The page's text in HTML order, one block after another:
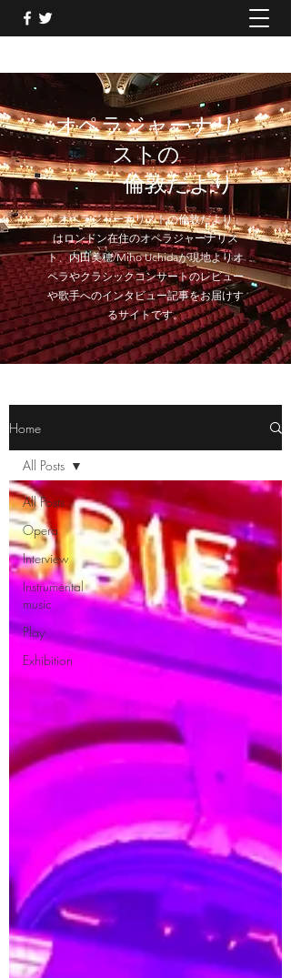
オペラジャーナリ
ストの
倫敦だより
「オペラジャーナリストの倫敦だより」
はロンドン在住のオペラジャーナリス
ト、内田美穂/Miho Uchidaが現地よりオ
ペラやクラシックコンサートのレビュー
や歌手へのインタビュー記事をお届けす
るサイトです。
Home
All Posts
Opera
Interview
Instrumental
music
Play
Exhibition
All Posts